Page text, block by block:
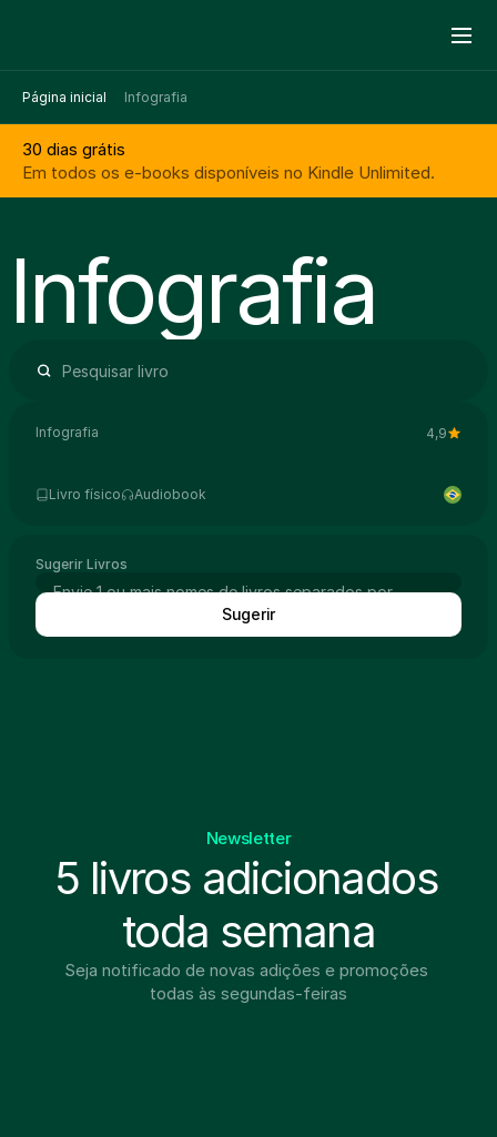
Página inicial Infografia
Infografia
Infografia 4,9
Livro físico Audiobook
Sugerir Livros
Sugerir
Newsletter
5 livros adicionados
toda semana
Seja notificado de novas adições e promoções
todas às segundas-feiras
30 dias grátis
Em todos os e-books disponíveis no Kindle Unlimited.